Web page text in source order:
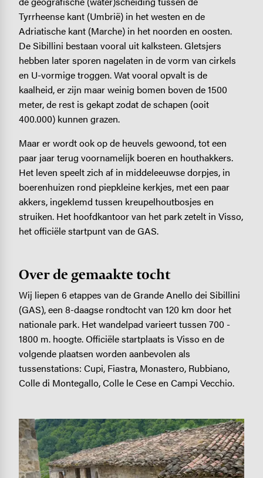
Tyrrheense kant (Umbrië) in het westen en de
Adriatische kant (Marche) in het noorden en oosten.
De Sibillini bestaan vooral uit kalksteen. Gletsjers
hebben later sporen nagelaten in de vorm van cirkels
en U-vormige troggen. Wat vooral opvalt is de
kaalheid, er zijn maar weinig bomen boven de 1500
meter, de rest is gekapt zodat de schapen (ooit
400.000) kunnen grazen.
Maar er wordt ook op de heuvels gewoond, tot een
paar jaar terug voornamelijk boeren en houthakkers.
Het leven speelt zich af in middeleeuwse dorpjes, in
boerenhuizen rond piepkleine kerkjes, met een paar
akkers, ingeklemd tussen kreupelhoutbosjes en
struiken. Het hoofdkantoor van het park zetelt in Visso,
het officiële startpunt van de GAS.
Over de gemaakte tocht
Wij liepen 6 etappes van de Grande Anello dei Sibillini
(GAS), een 8-daagse rondtocht van 120 km door het
nationale park. Het wandelpad varieert tussen 700 -
1800 m. hoogte. Officiële startplaats is Visso en de
volgende plaatsen worden aanbevolen als
tussenstations: Cupi, Fiastra, Monastero, Rubbiano,
Colle di Montegallo, Colle le Cese en Campi Vecchio.
Image